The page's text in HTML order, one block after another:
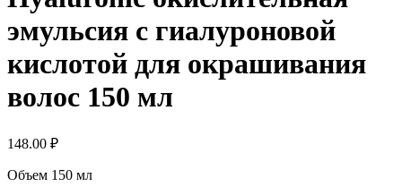
эмульсия с гиалуроновой
кислотой для окрашивания
волос 150 мл
148.00 ₽
Объем 150 мл